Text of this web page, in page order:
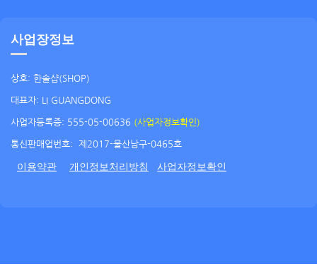
사업장정보
상호: 한솔샵(SHOP)
대표자: LI GUANGDONG
사업자등록증: 555-05-00636 (사업자정보확인)
통신판매업번호: 제2017-울산남구-0465호
이용약관 개인정보처리방침 사업자정보확인